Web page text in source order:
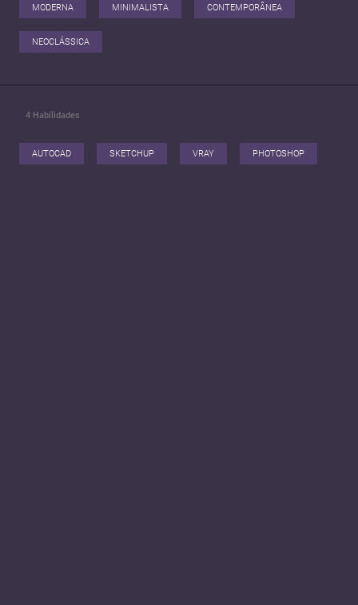
MODERNA MINIMALISTA CONTEMPORÂNEA
NEOCLÁSSICA
4 Habilidades
AUTOCAD SKETCHUP VRAY PHOTOSHOP